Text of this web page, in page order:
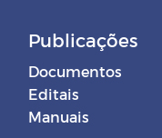
Publicações
Documentos
Editais
Manuais